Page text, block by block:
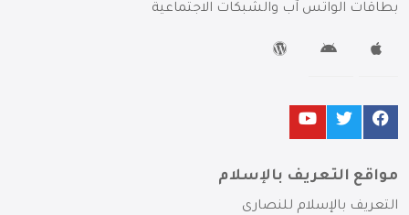
بطاقات الواتس آب والشبكات الاجتماعية
مواقع التعريف بالإسلام
التعريف بالإسلام للنصارى